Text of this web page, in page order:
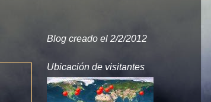
Blog creado el 2/2/2012
Ubicación de visitantes